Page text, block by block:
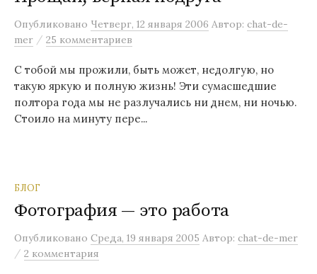
м
у
Опубликовано Четверг, 12 января 2006 Автор: chat-de-
mer / 25 комментариев
С тобой мы прожили, быть может, недолгую, но
такую яркую и полную жизнь! Эти сумасшедшие
полтора года мы не разлучались ни днем, ни ночью.
Стоило на минуту пере...
БЛОГ
Фотография — это работа
Опубликовано Среда, 19 января 2005 Автор: chat-de-mer
/ 2 комментария